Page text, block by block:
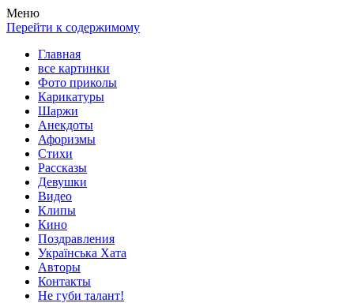
Весела хата — прикольные картинки, смешные истории,
клипы!
Покажем всем ваши фото приколы, карикатуры, шаржи, стихи,
рассказы, видео и песни!
Меню
Перейти к содержимому
Главная
все картинки
Фото приколы
Карикатуры
Шаржи
Анекдоты
Афоризмы
Стихи
Рассказы
Девушки
Видео
Клипы
Кино
Поздравления
Українська Хата
Авторы
Контакты
Не губи талант!